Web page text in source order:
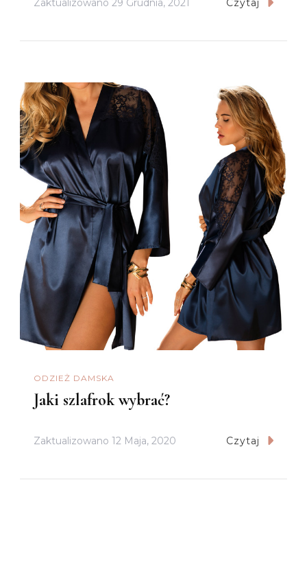
Zaktualizowano 29 Grudnia, 2021 Czytaj
ODZIEŻ DAMSKA
Jaki szlafrok wybrać?
Zaktualizowano 12 Maja, 2020 Czytaj